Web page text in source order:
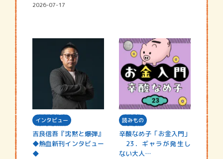
2026-07-17
インタビュー
吉良信吾『沈黙と爆弾』
◆熱血新刊インタビュー
◆
読みもの
辛酸なめ子「お金入門」
23．ギャラが発生し
ない大人…